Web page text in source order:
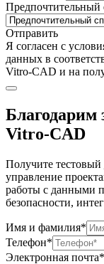
Предпочтительный
Отправить
Я согласен c
данных в
Vitro-CAD и на
Благодарим
Vitro-CAD
Получите тестовый
управление
работы с данными
безопасности,
Имя и фамилия*
Телефон*
Электронная почта*